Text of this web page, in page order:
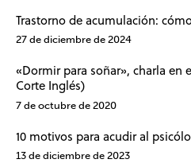
Trastorno de acumulación:
27 de diciembre de 2024
«Dormir para soñar», charla en
Corte Inglés)
7 de octubre de 2020
10 motivos para acudir al
13 de diciembre de 2023